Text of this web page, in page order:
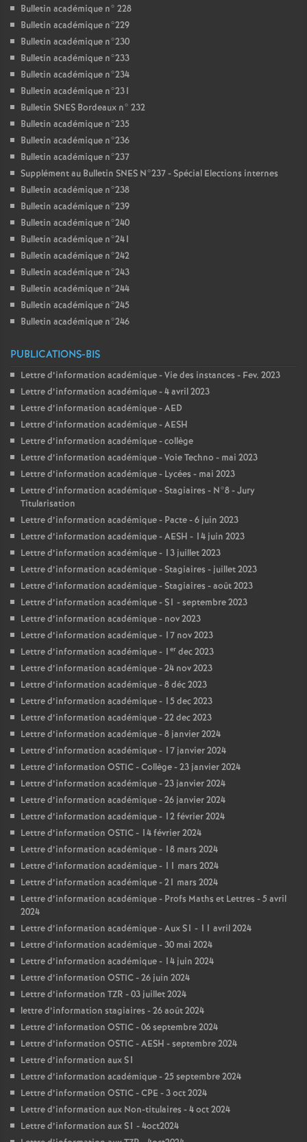
Bulletin académique n° 228
Bulletin académique n°229
Bulletin académique n°230
Bulletin académique n°233
Bulletin académique n°234
Bulletin académique n°231
Bulletin SNES Bordeaux n° 232
Bulletin académique n°235
Bulletin académique n°236
Bulletin académique n°237
Supplément au Bulletin SNES N°237 - Spécial Elections internes
Bulletin académique n°238
Bulletin académique n°239
Bulletin académique n°240
Bulletin académique n°241
Bulletin académique n°242
Bulletin académique n°243
Bulletin académique n°244
Bulletin académique n°245
Bulletin académique n°246
PUBLICATIONS-BIS
Lettre d’information académique - Vie des instances - Fev. 2023
Lettre d’information académique - 4 avril 2023
Lettre d’information académique - AED
Lettre d’information académique - AESH
Lettre d’information académique - collège
Lettre d’information académique - Voie Techno - mai 2023
Lettre d’information académique - Lycées - mai 2023
Lettre d’information académique - Stagiaires - N°8 - Jury
Titularisation
Lettre d’information académique - Pacte - 6 juin 2023
Lettre d’information académique - AESH - 14 juin 2023
Lettre d’information académique - 13 juillet 2023
Lettre d’information académique - Stagiaires - juillet 2023
Lettre d’information académique - Stagiaires - août 2023
Lettre d’information académique - S1 - septembre 2023
Lettre d’information académique - nov 2023
Lettre d’information académique - 17 nov 2023
Lettre d’information académique - 1 er dec 2023
Lettre d’information académique - 24 nov 2023
Lettre d’information académique - 8 déc 2023
Lettre d’information académique - 15 dec 2023
Lettre d’information académique - 22 dec 2023
Lettre d’information académique - 8 janvier 2024
Lettre d’information académique - 17 janvier 2024
Lettre d’information OSTIC - Collège - 23 janvier 2024
Lettre d’information académique - 23 janvier 2024
Lettre d’information académique - 26 janvier 2024
Lettre d’information académique - 12 février 2024
Lettre d’information OSTIC - 14 février 2024
Lettre d’information académique - 18 mars 2024
Lettre d’information académique - 11 mars 2024
Lettre d’information académique - 21 mars 2024
Lettre d’information académique - Profs Maths et Lettres - 5 avril
2024
Lettre d’information académique - Aux S1 - 11 avril 2024
Lettre d’information académique - 30 mai 2024
Lettre d’information académique - 14 juin 2024
Lettre d’information OSTIC - 26 juin 2024
Lettre d’information TZR - 03 juillet 2024
lettre d’information stagiaires - 26 août 2024
Lettre d’information OSTIC - 06 septembre 2024
Lettre d’information OSTIC - AESH - septembre 2024
Lettre d’information aux S1
Lettre d’information académique - 25 septembre 2024
Lettre d’information OSTIC - CPE - 3 oct 2024
Lettre d’information aux Non-titulaires - 4 oct 2024
Lettre d’information aux S1 - 4oct2024